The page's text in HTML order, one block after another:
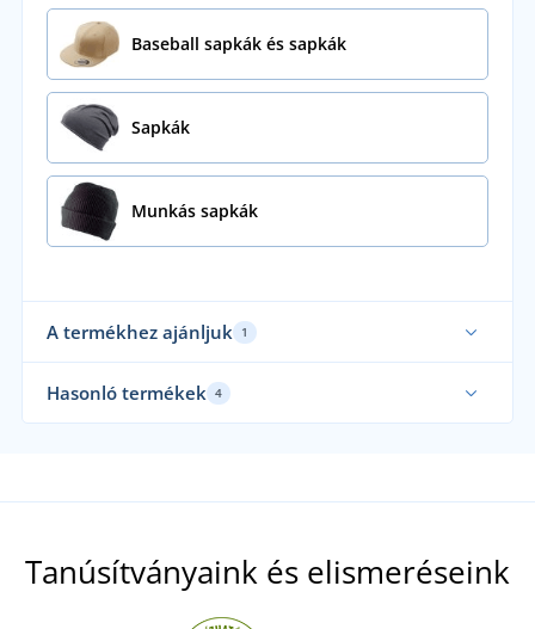
Baseball sapkák és sapkák
Sapkák
Munkás sapkák
A termékhez ajánljuk 1
Hasonló termékek 4
Tanúsítványaink és elismeréseink